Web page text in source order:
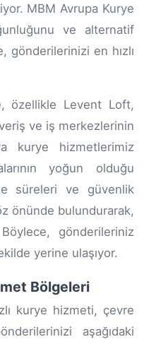
MBM Avrupa Kurye
ve alternatif
gönderilerinizi en hızlı
özellikle Levent Loft,
ve iş merkezlerinin
kurye hizmetlerimiz
yoğun olduğu
süreleri ve güvenlik
önünde bulundurarak,
Böylece, gönderileriniz
yerine ulaşıyor.
Bölgeleri
kurye hizmeti, çevre
aşağıdaki